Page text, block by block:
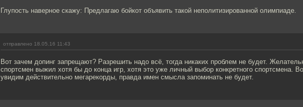
Глупость наверное скажу: Предлагаю бойкот объявить такой неполитизированной олимпиаде.
отправлено 18.05.16 11:43
Вот зачем допинг запрещают? Разрешить надо всё, тогда никаких проблем не будет.
спортсмен выжил хотя бы до конца игр, хотя это уже личный выбор конкретного спортсмена.
увидим действительно мегарекорды, правда имен смысла запоминать не будет.